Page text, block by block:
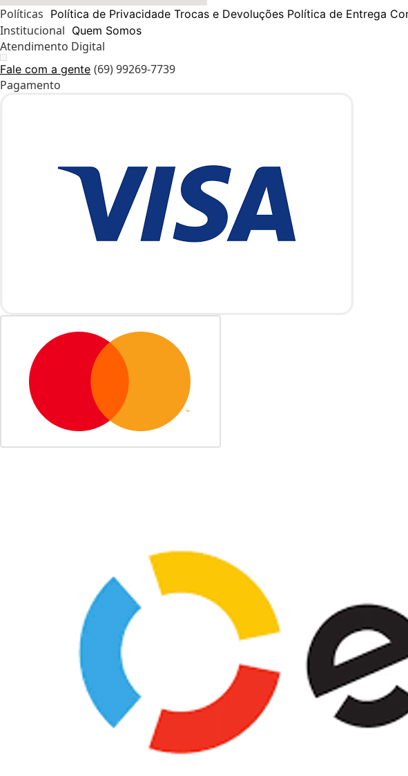
Políticas Política de Privacidade Trocas e Devoluções Política de Entrega
Institucional Quem Somos
Atendimento Digital
Fale com a gente (69) 99269-7739
Pagamento